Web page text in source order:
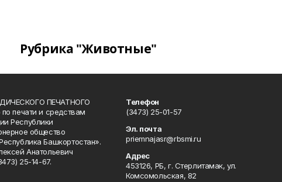
Рубрика "Животные"
ПЕЧАТНОГО
печати и средствам
Республики
общество
Башкортостан».
Анатольевич
25-14-67.
Телефон
(3473) 25-01-57
Эл. почта
priemnajasr@rbsmi.ru
Адрес
453126, РБ, г. Стерлитамак, ул.
Комсомольская, 82